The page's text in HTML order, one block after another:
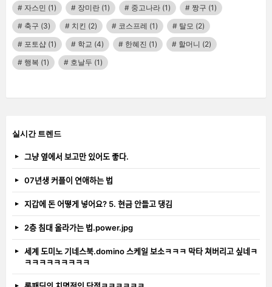
자스민 (1) 장미란 (1) 중고나라 (1) 짱구 (1)
축구 (3) 치킨 (2) 코스프레 (1) 탈모 (2)
포토샵 (1) 학교 (4) 한혜진 (1) 할머니 (2)
행복 (1) 호날두 (1)
실시간 트렌드
그냥 옆에서 보고만 있어도 좋다.
07년생 커플이 연애하는 법
지갑에 돈 어떻게 넣어요? 5. 현금 안들고 댕김
2층 침대 올라가는 법.power.jpg
세계 도미노 기네스북.domino 스케일 보소ㅋㅋㅋ 막타 쳐버리고 싶네ㅋ
ㅋㅋㅋㅋㅋㅋㅋㅋㅋ